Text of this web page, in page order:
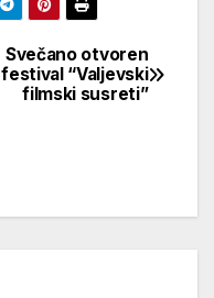
Svečano otvoren
festival “Valjevski
filmski susreti”